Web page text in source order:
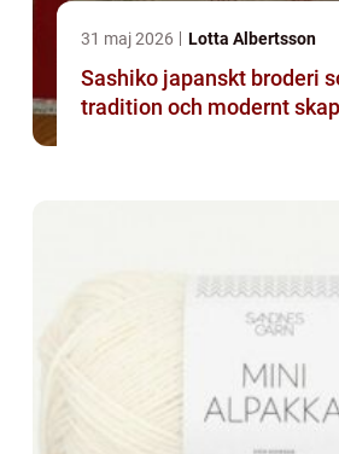
31 maj 2026 Lotta Albertsson
Sashiko japanskt broderi som förenar
tradition och modernt